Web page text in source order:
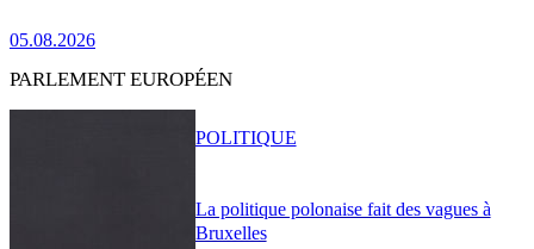
05.08.2026
PARLEMENT EUROPÉEN
La politique polonaise fait des vagues à
Bruxelles
POLITIQUE